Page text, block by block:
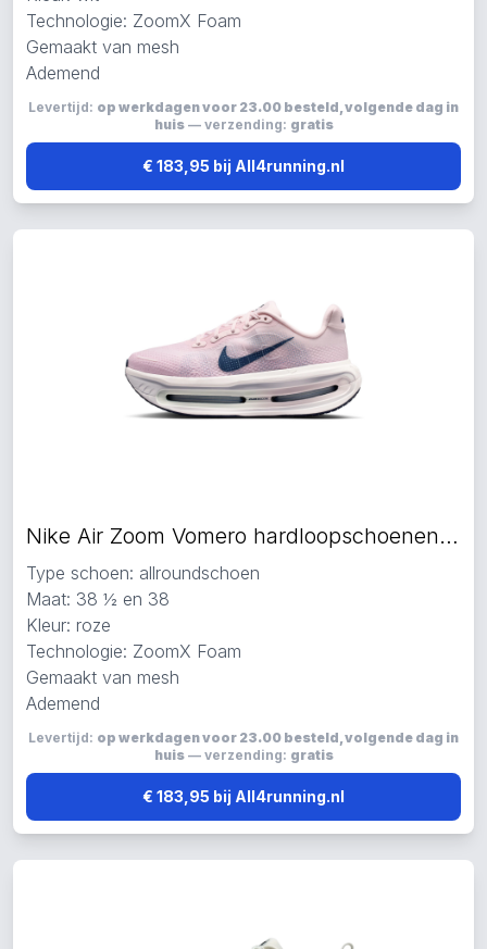
Technologie: ZoomX Foam
Gemaakt van mesh
Ademend
Levertijd: op werkdagen voor 23.00 besteld, volgende dag in
huis— verzending: gratis
€ 183,95 bij All4running.nl
Nike Air Zoom Vomero hardloopschoenen roze
Type schoen: allroundschoen
Maat: 38 ½ en 38
Kleur: roze
Technologie: ZoomX Foam
Gemaakt van mesh
Ademend
Levertijd: op werkdagen voor 23.00 besteld, volgende dag in
huis— verzending: gratis
€ 183,95 bij All4running.nl